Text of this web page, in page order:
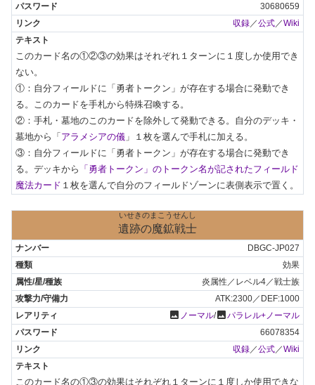
30680659
収録 ／公式 ／Wiki
このカード名の①②③の効果はそれぞれ１ターンに１度しか使用でき
ない。
①：自分フィールドに「勇者トークン」が存在する場合に発動でき
る。このカードを手札から特殊召喚する。
②：手札・墓地のこのカードを除外して発動できる。自分のデッキ・
墓地から「アラメシアの儀 」１枚を選んで手札に加える。
③：自分フィールドに「勇者トークン」が存在する場合に発動でき
る。デッキから 「勇者トークン」のトークン名が記されたフィールド
魔法カード １枚を選んで自分のフィールドゾーンに表側表示で置く。
いせきのまこうせんし
遺跡の魔鉱戦士
DBGC-JP027
効果
炎属性／レベル4／戦士族
ATK:2300／DEF:1000
photo ノーマル/photoパラレル+ノーマル
66078354
収録／公式／Wiki
このカード名の①③の効果はそれぞれ１ターンに１度しか使用できな